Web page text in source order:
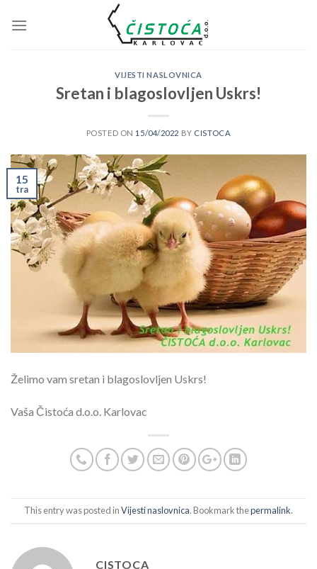
VIJESTI NASLOVNICA
Sretan i blagoslovljen Uskrs!
POSTED ON 15/04/2022 BY CISTOCA
15
tra
Želimo vam sretan i blagoslovljen Uskrs!
Vaša Čistoća d.o.o. Karlovac
This entry was posted inVijesti naslovnica. Bookmark thepermalink.
CISTOCA